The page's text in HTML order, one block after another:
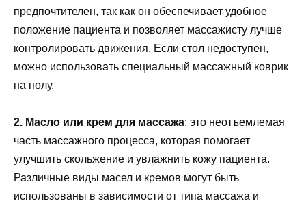
предпочтителен, так как он обеспечивает удобное
положение пациента и позволяет массажисту лучше
контролировать движения. Если стол недоступен,
можно использовать специальный массажный коврик
на полу.
2. Масло или крем для массажа: это неотъемлемая
часть массажного процесса, которая помогает
улучшить скольжение и увлажнить кожу пациента.
Различные виды масел и кремов могут быть
использованы в зависимости от типа массажа и